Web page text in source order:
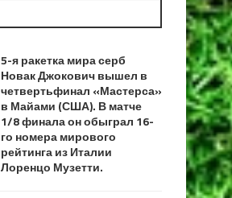
5-я ракетка мира серб
Новак Джокович вышел в
четвертьфинал «Мастерса»
в Майами (США). В матче
1/8 финала он обыграл 16-
го номера мирового
рейтинга из Италии
Лоренцо Музетти.